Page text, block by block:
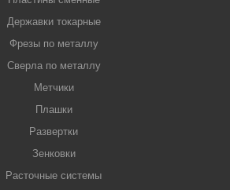
Державки токарные
Фрезы по металлу
Сверла по металлу
Метчики
Плашки
Развертки
Зенковки
Расточные системы